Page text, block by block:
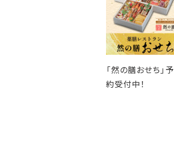
「然の膳おせち」予
約受付中！